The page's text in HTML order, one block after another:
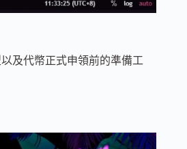
及代幣正式申領前的準備工